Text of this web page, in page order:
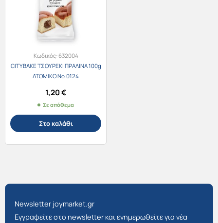
Κωδικός:632004
CITYBAKE ΤΣΟΥΡΕΚΙ ΠΡΑΛΙΝΑ 100g
ΑΤΟΜΙΚΟ Νο.0124
1,20€
Σε απόθεμα
Στο καλάθι
Newsletter joymarket.gr
Εγγραφείτε στο newsletter και ενημερωθείτε για νέα